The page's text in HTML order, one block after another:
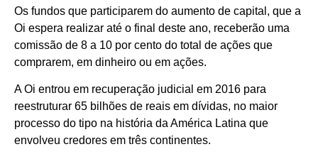
Os fundos que participarem do aumento de capital, que a
Oi espera realizar até o final deste ano, receberão uma
comissão de 8 a 10 por cento do total de ações que
comprarem, em dinheiro ou em ações.
A Oi entrou em recuperação judicial em 2016 para
reestruturar 65 bilhões de reais em dívidas, no maior
processo do tipo na história da América Latina que
envolveu credores em três continentes.